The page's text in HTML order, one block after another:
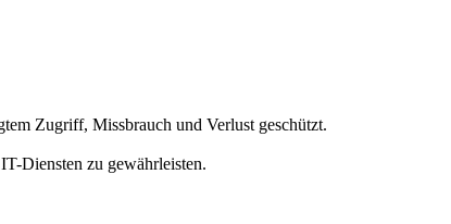
Zugriff, Missbrauch und Verlust geschützt.
Diensten zu gewährleisten.